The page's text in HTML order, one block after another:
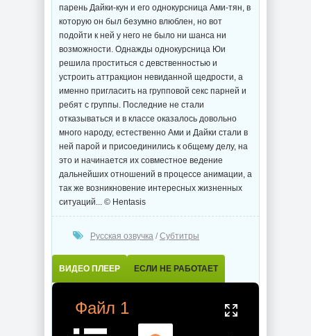
парень Дайки-кун и его однокурсница Ами-тян, в
которую он был безумно влюблен, но вот
подойти к ней у него не было ни шанса ни
возможности. Однажды однокурсница Юи
решила проститься с девственностью и
устроить аттракцион невиданной щедрости, а
именно пригласить на групповой секс парней и
ребят с группы. Последние не стали
отказываться и в классе оказалось довольно
много народу, естественно Ами и Дайки стали в
ней парой и присоединились к общему делу, на
это и начинается их совместное ведение
дальнейших отношений в процессе анимации, а
так же возникновение интересных жизненных
ситуаций... © Hentasis
Русская озвучка / Субтитры
ВИДЕО ПЛЕЕР ЕСЛИ НЕ РАБОТАЕТ
Файл 1